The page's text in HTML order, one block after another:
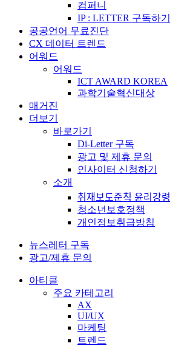
컴퍼니
IP : LETTER 구독하기
공공언어 무료진단
CX 데이터 트렌드
어워드
어워드
ICT AWARD KOREA
과학기술혁신대상
매거진
더보기
바로가기
Di-Letter 구독
광고 및 제휴 문의
인사이터 신청하기
소개
취재보도준칙 윤리강령
청소년보호정책
개인정보취급방침
뉴스레터 구독
광고/제휴 문의
아티클
주요 카테고리
AX
UI/UX
마케팅
트렌드